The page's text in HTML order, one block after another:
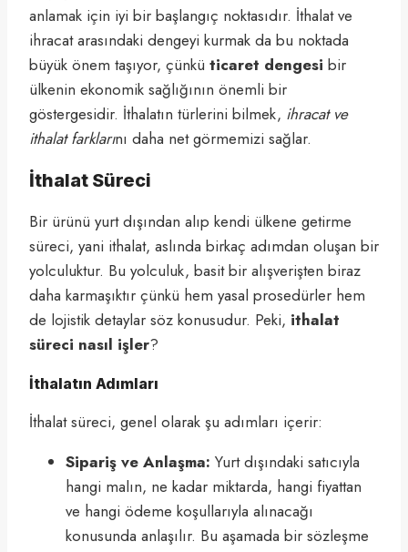
anlamak için iyi bir başlangıç noktasıdır. İthalat ve
ihracat arasındaki dengeyi kurmak da bu noktada
büyük önem taşıyor, çünkü ticaret dengesi bir
ülkenin ekonomik sağlığının önemli bir
göstergesidir. İthalatın türlerini bilmek, ihracat ve
ithalat farklarını daha net görmemizi sağlar.
İthalat Süreci
Bir ürünü yurt dışından alıp kendi ülkene getirme
süreci, yani ithalat, aslında birkaç adımdan oluşan bir
yolculuktur. Bu yolculuk, basit bir alışverişten biraz
daha karmaşıktır çünkü hem yasal prosedürler hem
de lojistik detaylar söz konusudur. Peki, ithalat
süreci nasıl işler?
İthalatın Adımları
İthalat süreci, genel olarak şu adımları içerir:
Sipariş ve Anlaşma: Yurt dışındaki satıcıyla
hangi malın, ne kadar miktarda, hangi fiyattan
ve hangi ödeme koşullarıyla alınacağı
konusunda anlaşılır. Bu aşamada bir sözleşme